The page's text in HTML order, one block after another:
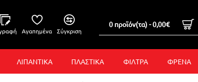
Αγαπημένα Σύγκριση
0 προϊόν(τα) - 0,00€
ΛΙΠΑΝΤΙΚΑ ΠΛΑΣΤΙΚΑ ΦΙΛΤΡΑ ΦΡΕΝΑ